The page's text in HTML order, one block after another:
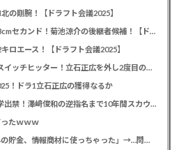
の剛腕！【ドラフト会議2025】
カープドラ3勝田成！近畿大163cmセカンド！菊池涼介の後継者候補！【ドラフト会議2025】
ロエース！【ドラフト会議2025】
カープドラ1平川蓮！187cmのスイッチヒッター！立石正広を外し2度目の重複も新井監督がクジを引き当てる！【ドラフト会議2025】
！ドラ1立石正広の獲得なるか
緒方孝市カープドラ3指名で青学出禁！澤﨑俊和の逆指名まで10年間スカウト出禁
たｗｗｗ
【悲報】彼女「ごめん！俺くんの貯金、情報商材に使っちゃった」→…問い詰めたらギャン泣きされたんだが俺が悪いのか？